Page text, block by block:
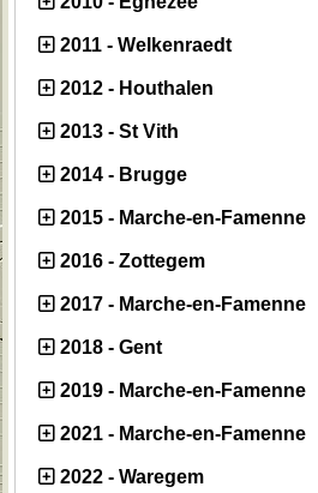
2011 - Welkenraedt
2012 - Houthalen
2013 - St Vith
2014 - Brugge
2015 - Marche-en-Famenne
2016 - Zottegem
2017 - Marche-en-Famenne
2018 - Gent
2019 - Marche-en-Famenne
2021 - Marche-en-Famenne
2022 - Waregem